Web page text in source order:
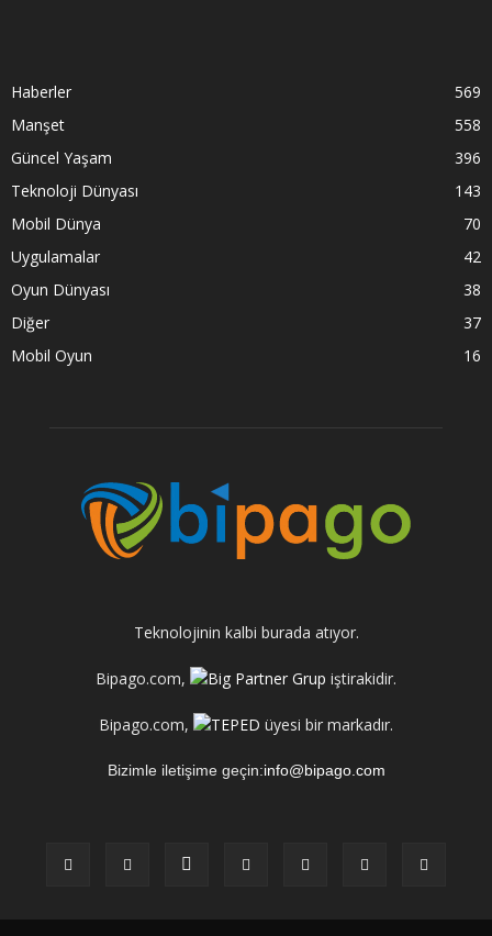
Haberler
569
Manşet
558
Güncel Yaşam
396
Teknoloji Dünyası
143
Mobil Dünya
70
Uygulamalar
42
Oyun Dünyası
38
Diğer
37
Mobil Oyun
16
Teknolojinin kalbi burada atıyor.
Bipago.com, iştirakidir.
Bipago.com, üyesi bir markadır.
Bizimle iletişime geçin:info@bipago.com